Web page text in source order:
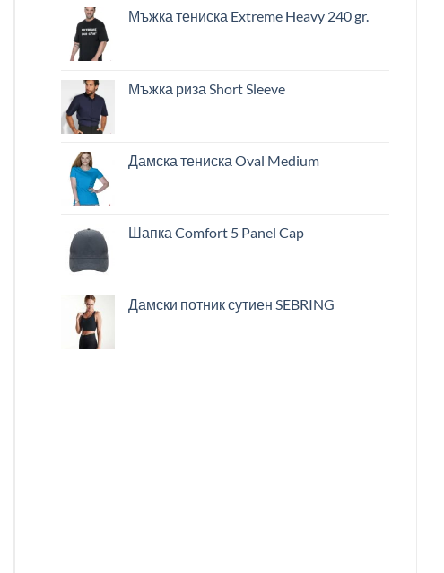
Мъжка тениска Extreme Heavy 240 gr.
Мъжка риза Short Sleeve
Дамска тениска Oval Medium
Шапка Comfort 5 Panel Cap
Дамски потник сутиен SEBRING